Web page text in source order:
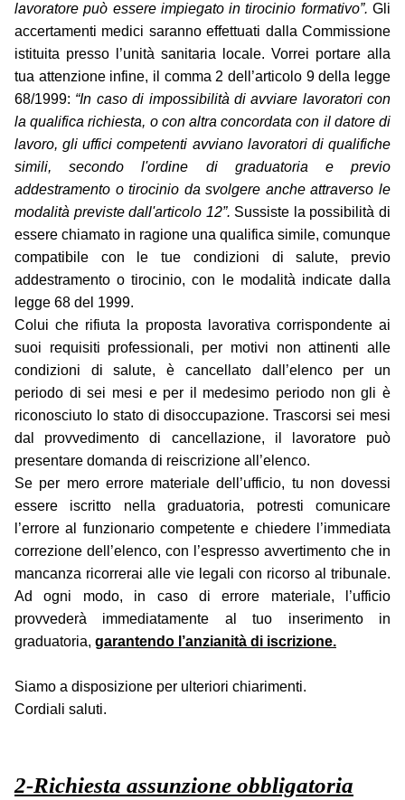
lavoratore può essere impiegato in tirocinio formativo”. Gli
accertamenti medici saranno effettuati dalla Commissione
istituita presso l’unità sanitaria locale. Vorrei portare alla
tua attenzione infine, il comma 2 dell’articolo 9 della legge
68/1999: “In caso di impossibilità di avviare lavoratori con
la qualifica richiesta, o con altra concordata con il datore di
lavoro, gli uffici competenti avviano lavoratori di qualifiche
simili, secondo l'ordine di graduatoria e previo
addestramento o tirocinio da svolgere anche attraverso le
modalità previste dall'articolo 12”. Sussiste la possibilità di
essere chiamato in ragione una qualifica simile, comunque
compatibile con le tue condizioni di salute, previo
addestramento o tirocinio, con le modalità indicate dalla
legge 68 del 1999.
Colui che rifiuta la proposta lavorativa corrispondente ai
suoi requisiti professionali, per motivi non attinenti alle
condizioni di salute, è cancellato dall’elenco per un
periodo di sei mesi e per il medesimo periodo non gli è
riconosciuto lo stato di disoccupazione. Trascorsi sei mesi
dal provvedimento di cancellazione, il lavoratore può
presentare domanda di reiscrizione all’elenco.
Se per mero errore materiale dell’ufficio, tu non dovessi
essere iscritto nella graduatoria, potresti comunicare
l’errore al funzionario competente e chiedere l’immediata
correzione dell’elenco, con l’espresso avvertimento che in
mancanza ricorrerai alle vie legali con ricorso al tribunale.
Ad ogni modo, in caso di errore materiale, l’ufficio
provvederà immediatamente al tuo inserimento in
graduatoria, garantendo l’anzianità di iscrizione.
Siamo a disposizione per ulteriori chiarimenti.
Cordiali saluti.
2-Richiesta assunzione obbligatoria